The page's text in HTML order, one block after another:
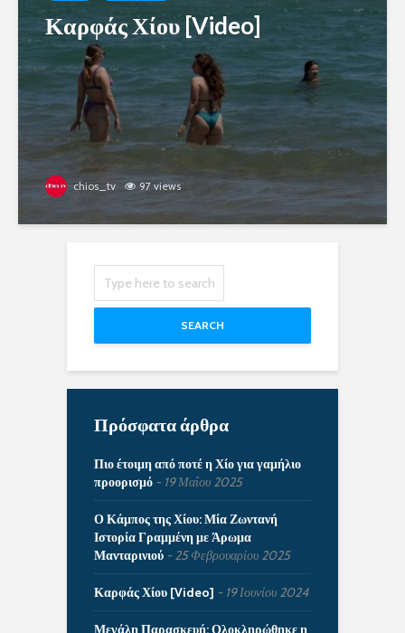
Καρφάς Χίου [Video]
chios_tv 97 views
SEARCH
Πρόσφατα άρθρα
Πιο έτοιμη από ποτέ η Χίο για γαμήλιο
προορισμό
19 Μαΐου 2025
Ο Κάμπος της Χίου: Μία Ζωντανή
Ιστορία Γραμμένη με Άρωμα
Μανταρινιού
25 Φεβρουαρίου 2025
Καρφάς Χίου [Video] 19 Ιουνίου 2024
Μεγάλη Παρασκευή: Ολοκληρώθηκε η